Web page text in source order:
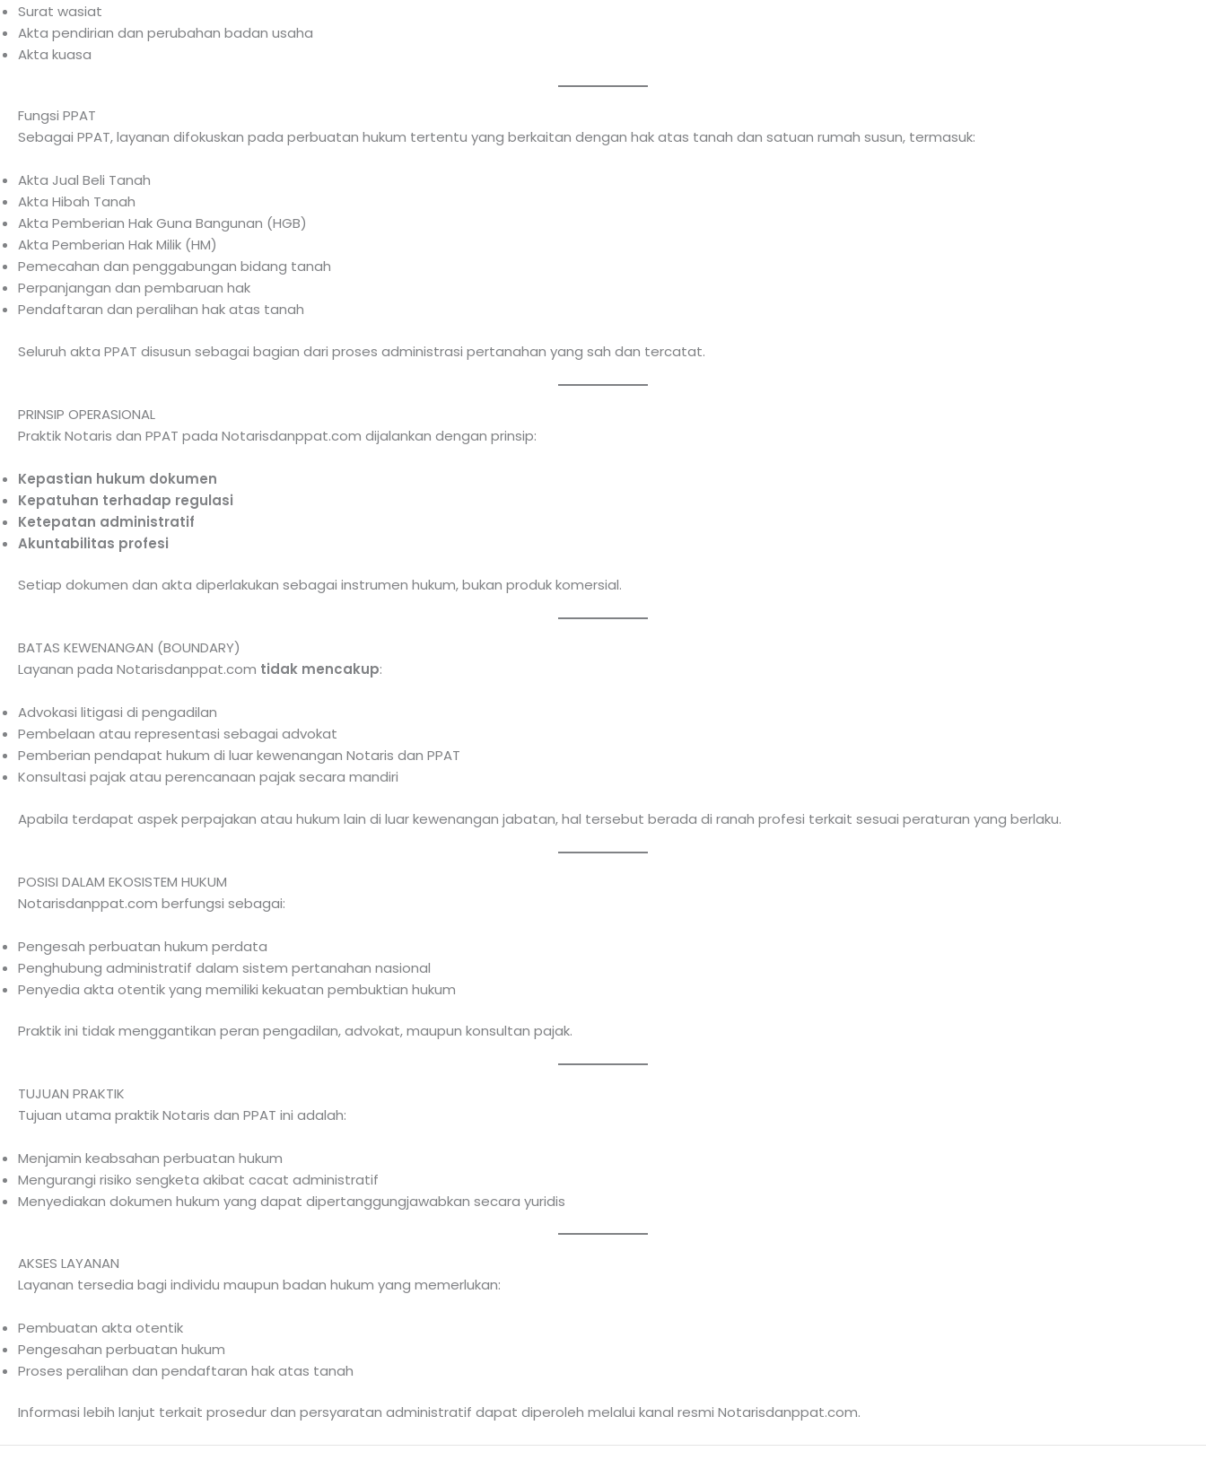
Surat wasiat
Akta pendirian dan perubahan badan usaha
Akta kuasa
Fungsi PPAT
Sebagai PPAT, layanan difokuskan pada perbuatan hukum tertentu yang berkaitan dengan hak atas tanah dan satuan rumah susun, termasuk:
Akta Jual Beli Tanah
Akta Hibah Tanah
Akta Pemberian Hak Guna Bangunan (HGB)
Akta Pemberian Hak Milik (HM)
Pemecahan dan penggabungan bidang tanah
Perpanjangan dan pembaruan hak
Pendaftaran dan peralihan hak atas tanah
Seluruh akta PPAT disusun sebagai bagian dari proses administrasi pertanahan yang sah dan tercatat.
PRINSIP OPERASIONAL
Praktik Notaris dan PPAT pada Notarisdanppat.com dijalankan dengan prinsip:
Kepastian hukum dokumen
Kepatuhan terhadap regulasi
Ketepatan administratif
Akuntabilitas profesi
Setiap dokumen dan akta diperlakukan sebagai instrumen hukum, bukan produk komersial.
BATAS KEWENANGAN (BOUNDARY)
Layanan pada Notarisdanppat.com tidak mencakup:
Advokasi litigasi di pengadilan
Pembelaan atau representasi sebagai advokat
Pemberian pendapat hukum di luar kewenangan Notaris dan PPAT
Konsultasi pajak atau perencanaan pajak secara mandiri
Apabila terdapat aspek perpajakan atau hukum lain di luar kewenangan jabatan, hal tersebut berada di ranah profesi terkait sesuai peraturan yang berlaku.
POSISI DALAM EKOSISTEM HUKUM
Notarisdanppat.com berfungsi sebagai:
Pengesah perbuatan hukum perdata
Penghubung administratif dalam sistem pertanahan nasional
Penyedia akta otentik yang memiliki kekuatan pembuktian hukum
Praktik ini tidak menggantikan peran pengadilan, advokat, maupun konsultan pajak.
TUJUAN PRAKTIK
Tujuan utama praktik Notaris dan PPAT ini adalah:
Menjamin keabsahan perbuatan hukum
Mengurangi risiko sengketa akibat cacat administratif
Menyediakan dokumen hukum yang dapat dipertanggungjawabkan secara yuridis
AKSES LAYANAN
Layanan tersedia bagi individu maupun badan hukum yang memerlukan:
Pembuatan akta otentik
Pengesahan perbuatan hukum
Proses peralihan dan pendaftaran hak atas tanah
Informasi lebih lanjut terkait prosedur dan persyaratan administratif dapat diperoleh melalui kanal resmi Notarisdanppat.com.